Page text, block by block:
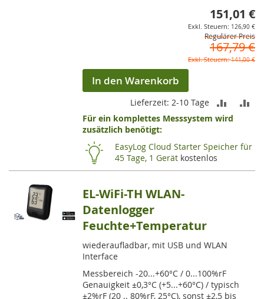
151,01 €
126,90 €
Regulärer Preis
167,79 €
141,00 €
In den Warenkorb
Lieferzeit: 2-10 Tage
ZUR
Für ein komplettes Messsystem wird
zusätzlich benötigt:
EasyLog Cloud Starter Speicher für
45 Tage, 1 Gerät kostenlos
EL-WiFi-TH WLAN-
Datenlogger
Feuchte+Temperatur
wiederaufladbar, mit USB und WLAN
Interface
Messbereich -20...+60°C / 0...100%rF
Genauigkeit ±0,3°C (+5...+60°C) / typisch
±2%rF (20 .. 80%rF, 25°C), sonst ±2,5 bis